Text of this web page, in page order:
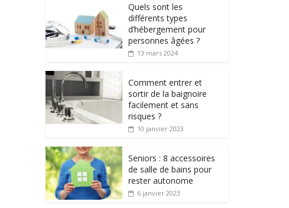
Quels sont les
différents types
d’hébergement pour
personnes âgées ?
13 mars 2024
Comment entrer et
sortir de la baignoire
facilement et sans
risques ?
10 janvier 2023
Seniors : 8 accessoires
de salle de bains pour
rester autonome
6 janvier 2023